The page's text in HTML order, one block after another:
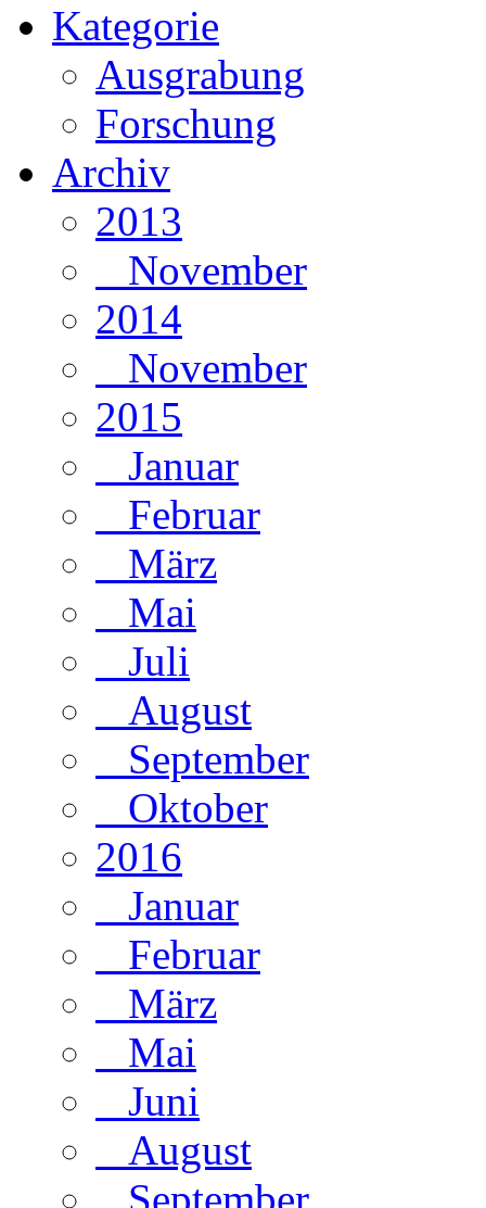
Kategorie
Ausgrabung
Forschung
Archiv
2013
November
2014
November
2015
Januar
Februar
März
Mai
Juli
August
September
Oktober
2016
Januar
Februar
März
Mai
Juni
August
September